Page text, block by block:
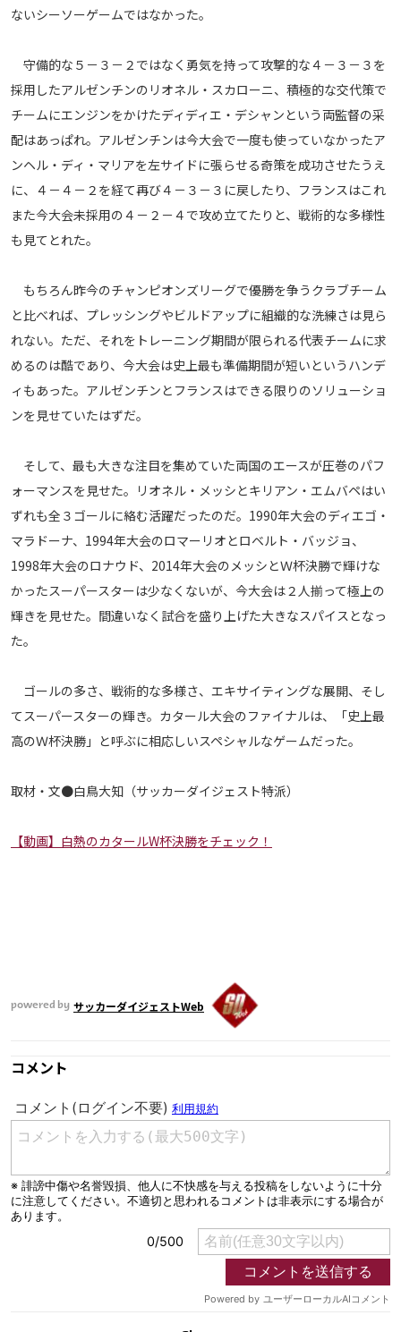
ないシーソーゲームではなかった。
守備的な５－３－２ではなく勇気を持って攻撃的な４－３－３を
採用したアルゼンチンのリオネル・スカローニ、積極的な交代策で
チームにエンジンをかけたディディエ・デシャンという両監督の采
配はあっぱれ。アルゼンチンは今大会で一度も使っていなかったア
ンヘル・ディ・マリアを左サイドに張らせる奇策を成功させたうえ
に、４－４－２を経て再び４－３－３に戻したり、フランスはこれ
また今大会未採用の４－２－４で攻め立てたりと、戦術的な多様性
も見てとれた。
もちろん昨今のチャンピオンズリーグで優勝を争うクラブチーム
と比べれば、プレッシングやビルドアップに組織的な洗練さは見ら
れない。ただ、それをトレーニング期間が限られる代表チームに求
めるのは酷であり、今大会は史上最も準備期間が短いというハンデ
ィもあった。アルゼンチンとフランスはできる限りのソリューショ
ンを見せていたはずだ。
そして、最も大きな注目を集めていた両国のエースが圧巻のパフ
ォーマンスを見せた。リオネル・メッシとキリアン・エムバペはい
ずれも全３ゴールに絡む活躍だったのだ。1990年大会のディエゴ・
マラドーナ、1994年大会のロマーリオとロベルト・バッジョ、
1998年大会のロナウド、2014年大会のメッシとＷ杯決勝で輝けな
かったスーパースターは少なくないが、今大会は２人揃って極上の
輝きを見せた。間違いなく試合を盛り上げた大きなスパイスとなっ
た。
ゴールの多さ、戦術的な多様さ、エキサイティングな展開、そし
てスーパースターの輝き。カタール大会のファイナルは、「史上最
高のＷ杯決勝」と呼ぶに相応しいスペシャルなゲームだった。
取材・文●白鳥大知（サッカーダイジェスト特派）
【動画】白熱のカタールW杯決勝をチェック！
powered by サッカーダイジェストWeb
コメント